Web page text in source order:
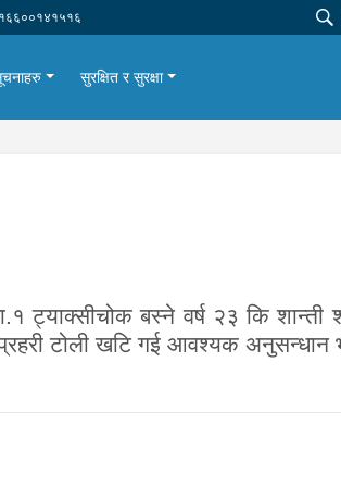
१६६००१४१५१६
सुरक्षित र सुरक्षा
ट्याक्सीचोक बस्ने वर्ष २३ कि
टोली खटि गई आवश्यक अनुसन्धान